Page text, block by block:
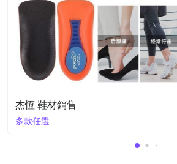
杰恆 鞋材銷售
多款任選